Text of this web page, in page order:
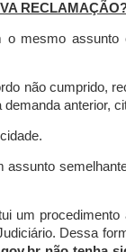
mesmo
não cumprido,
anterior,
um
Dessa